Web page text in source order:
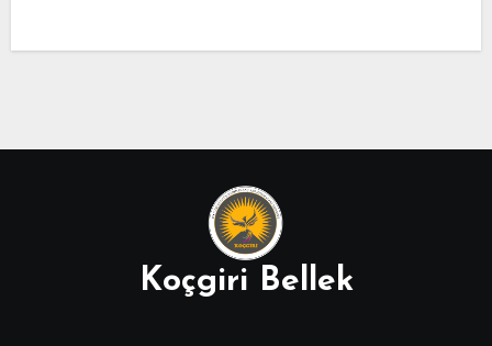
Koçgiri Bellek